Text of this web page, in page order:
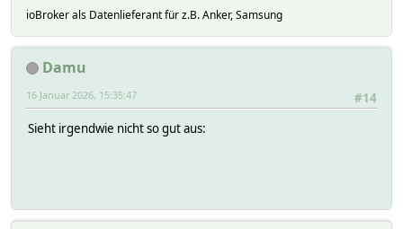
ioBroker als Datenlieferant für z.B. Anker, Samsung
Damu
#14
16 Januar 2026, 15:35:47
Sieht irgendwie nicht so gut aus: